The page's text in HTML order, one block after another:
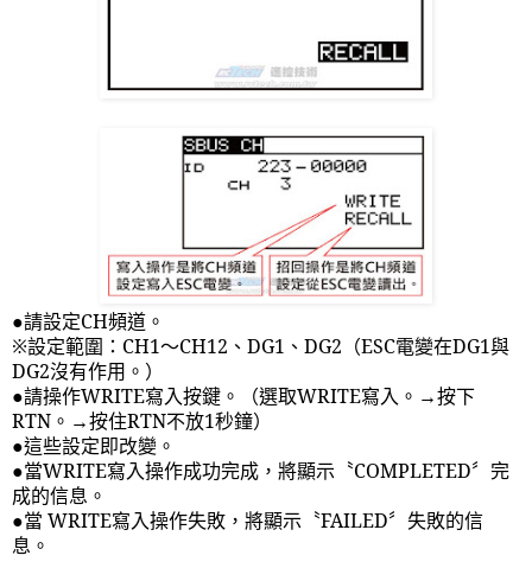
●請設定CH頻道。
※設定範圍： CH1～CH12 、 DG1 、 DG2 （ESC電變在DG1與
DG2沒有作用。）
●請操作WRITE寫入按鍵。（選取WRITE寫入。→按下
RTN 。→按住RTN不放1秒鐘）
●這些設定即改變。
●當WRITE寫入操作成功完成，將顯示〝COMPLETED〞完
成的信息。
●當 WRITE寫入操作失敗，將顯示〝FAILED〞失敗的信
息。